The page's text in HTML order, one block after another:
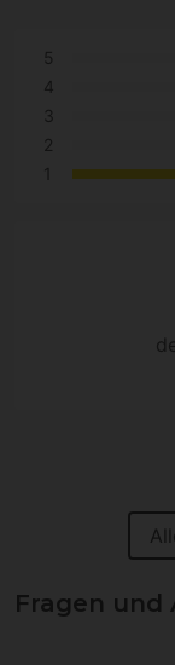
5
4
3
2
1
Fragen